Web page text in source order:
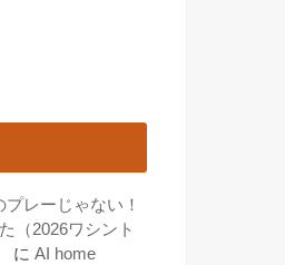
プレーじゃない！
（2026ワシント
に AI home